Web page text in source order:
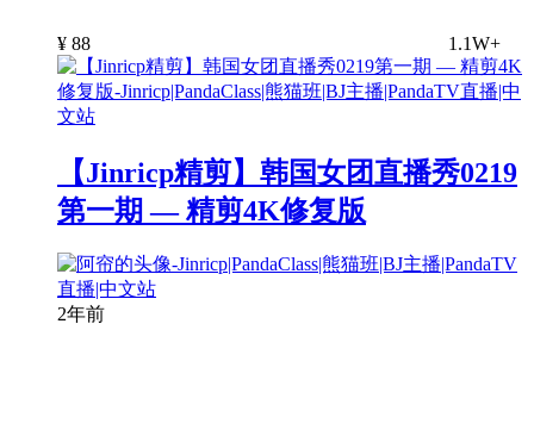
¥ 88 1.1W+
【Jinricp精剪】韩国女团直播秀0219
第一期 — 精剪4K修复版
2年前